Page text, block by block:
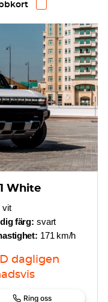
White
vit
färg: svart
171 km/h
dagligen
Ring oss